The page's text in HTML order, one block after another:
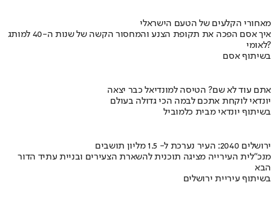
מאחורי הקלעים של הטעם הישראלי
איך אסם הפכה את תקופת הצנע והמחסור הקשה של שנות ה-40 למותג
לאומי?
בשיתוף אסם
אתם עוד לא שם? הטיסה למונדיאל כבר יצאה
יונדאי לוקחת אתכם לבמה הכי גדולה בעולם
בשיתוף יונדאי מבית כלמוביל
ירושלים 2040: העיר נערכת ל- 1.5 מליון תושבים
מנכ"לית העירייה מציגה תוכנית להשארת הצעירים ובניית עתיד הדור
הבא
בשיתוף עיריית ירושלים